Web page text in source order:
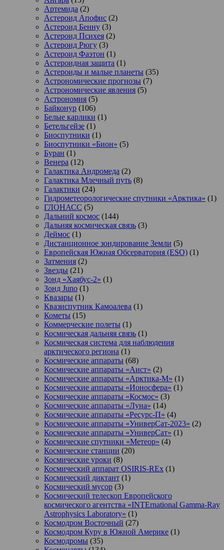
Артемида (2)
Астероид Апофис (2)
Астероид Бенну (3)
Астероид Психея (2)
Астероид Рюгу (3)
Астероид Фаэтон (1)
Астероидная защита (1)
Астероиды и малые планеты (35)
Астрономические прогнозы (7)
Астрономические явления (5)
Астрономия (5)
Байконур (106)
Белые карлики (1)
Бетельгейзе (1)
Биоспутники (1)
Биоспутники «Бион» (5)
Буран (1)
Венера (12)
Галактика Андромеда (2)
Галактика Млечный путь (8)
Галактики (24)
Гидрометеорологические спутники «Арктика» (1)
ГЛОНАСС (5)
Дальний космос (144)
Дальняя космическая связь (3)
Деймос (1)
Дистанционное зондирование Земли (5)
Европейская Южная Обсерватория (ESO) (1)
Затмения (2)
Звезды (21)
Зонд «Хаябус-2» (1)
Зонд Juno (1)
Квазары (1)
Квазиспутник Камоалева (1)
Кометы (15)
Коммерческие полеты (1)
Космическая дальняя связь (1)
Космическая система для наблюдения
арктического региона (1)
Космические аппараты (68)
Космические аппараты «Аист» (2)
Космические аппараты «Арктика-М» (1)
Космические аппараты «Ионосфера» (1)
Космические аппараты «Космос» (3)
Космические аппараты «Луна» (14)
Космические аппараты «Ресурс-П» (4)
Космические аппараты «УниверСат-2023» (2)
Космические аппараты «УниверСат» (1)
Космические спутники «Метеор» (4)
Космические станции (20)
Космические уроки (8)
Космический аппарат OSIRIS-REx (1)
Космический диктант (1)
Космический мусор (3)
Космический телескоп Европейского
космического агентства «INTErnational Gamma-Ray
Astrophysics Laboratory» (1)
Космодром Восточный (27)
Космодром Куру в Южной Америке (1)
Космодромы (35)